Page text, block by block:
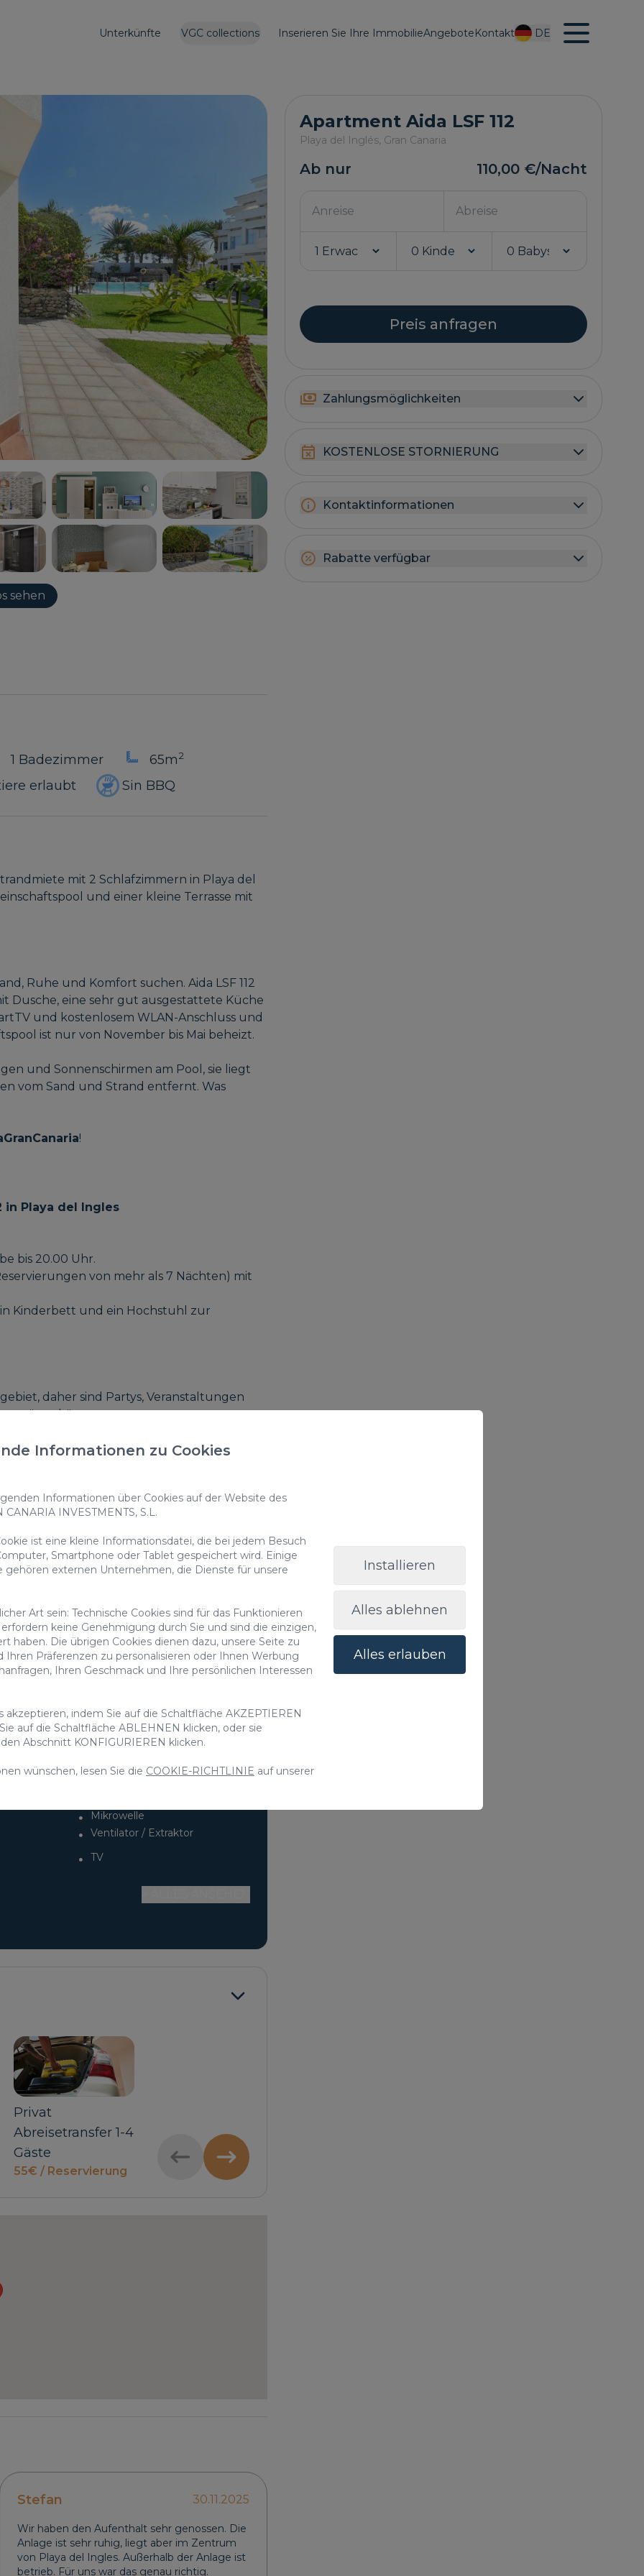
VGC collections Inserieren Sie Ihre ImmobilieAngeboteKontakt
Unterkünfte DE
sehen
Apartment Aida LSF 112
Playa del Inglés, Gran Canaria
Ab nur 110,00 €/Nacht
Preis anfragen
Zahlungsmöglichkeiten
KOSTENLOSE STORNIERUNG
Kontaktinformationen
Rabatte verfügbar
1 Badezimmer 65m2
erlaubt Sin BBQ
mit 2 Schlafzimmern in Playa del
und einer kleine Terrasse mit
Ruhe und Komfort suchen. Aida LSF 112
Dusche, eine sehr gut ausgestattete Küche
und kostenlosem WLAN-Anschluss und
ist nur von November bis Mai beheizt.
und Sonnenschirmen am Pool, sie liegt
vom Sand und Strand entfernt. Was
!
in Playa del Ingles
bis 20.00 Uhr.
von mehr als 7 Nächten) mit
Kinderbett und ein Hochstuhl zur
daher sind Partys, Veranstaltungen
stören könnten, strengstens untersagt.
ist strengstens untersagt. Abgesehen
nur auf offenen Terrassen oder Balkonen
und Rasen.
von 400 € erforderlich. Diese Kaution
und unterliegt einer Schadensinspektion.
in zu überprüfen, ob Vorschäden
um Missverständnisse zu vermeiden.
vollständigen Verlust der hinterlegten
VV-35-1-0019913
35-1-00199137
Mikrowelle
Ventilator / Extraktor
TV
Privat
Abreisetransfer 1-4
Gäste
55€ / Reservierung
Ankunftstransfer
5-6 Gäste
65€ / Reservierung
Stefan 30.11.2025
Wir haben den Aufenthalt sehr genossen. Die
Anlage ist sehr ruhig, liegt aber im Zentrum
von Playa del Ingles. Außerhalb der Anlage ist
betrieb. Für uns war das genau richtig.
Informationen zu Cookies
Informationen über Cookies auf der Website des
INVESTMENTS, S.L.
ist eine kleine Informationsdatei, die bei jedem Besuch
Smartphone oder Tablet gespeichert wird. Einige
gehören externen Unternehmen, die Dienste für unsere
Art sein: Technische Cookies sind für das Funktionieren
keine Genehmigung durch Sie und sind die einzigen,
haben. Die übrigen Cookies dienen dazu, unsere Seite zu
Ihren Präferenzen zu personalisieren oder Ihnen Werbung
Ihren Geschmack und Ihre persönlichen Interessen
akzeptieren, indem Sie auf die Schaltfläche AKZEPTIEREN
auf die Schaltfläche ABLEHNEN klicken, oder sie
Abschnitt KONFIGURIEREN klicken.
wünschen, lesen Sie die COOKIE-RICHTLINIE auf unserer
Installieren
Alles ablehnen
Alles erlauben